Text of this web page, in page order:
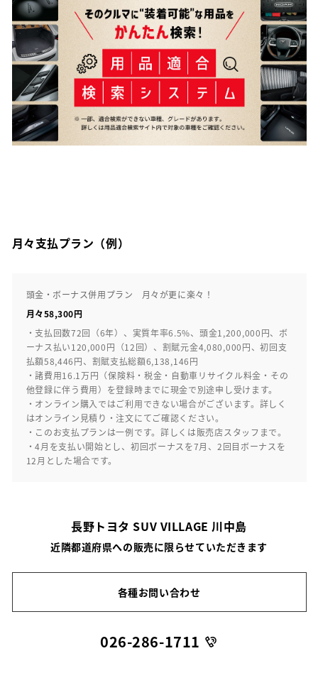
月々支払プラン（例）
頭金・ボーナス併用プラン 月々が更に楽々！
月々58,300円
・支払回数72回（6年）、実質年率6.5%、頭金1,200,000円、ボ
ーナス払い120,000円（12回）、割賦元金4,080,000円、初回支
払額58,446円、割賦支払総額6,138,146円
・諸費用16.1万円（保険料・税金・自動車リサイクル料金・その
他登録に伴う費用）を登録時までに現金で別途申し受けます。
・オンライン購入ではご利用できない場合がございます。詳しく
はオンライン見積り・注文にてご確認ください。
・このお支払プランは一例です。詳しくは販売店スタッフまで。
・4月を支払い開始とし、初回ボーナスを7月、2回目ボーナスを
12月とした場合です。
長野トヨタ SUV VILLAGE 川中島
近隣都道府県への販売に限らせていただきます
各種お問い合わせ
026-286-1711